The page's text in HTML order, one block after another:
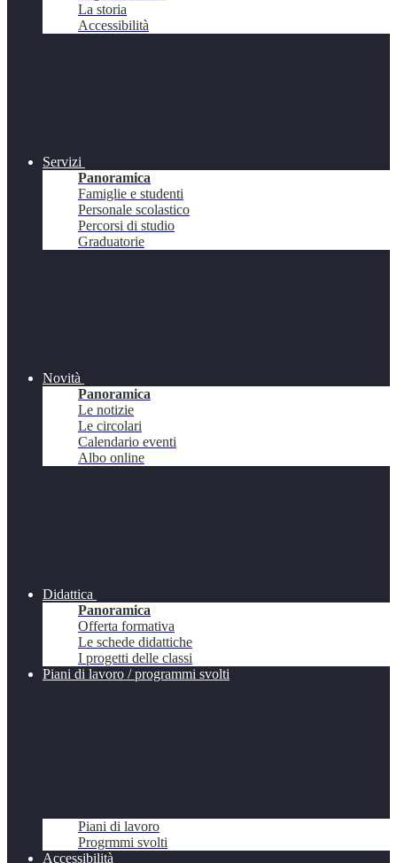
La storia
Accessibilità
Servizi
Panoramica
Famiglie e studenti
Personale scolastico
Percorsi di studio
Graduatorie
Novità
Panoramica
Le notizie
Le circolari
Calendario eventi
Albo online
Didattica
Panoramica
Offerta formativa
Le schede didattiche
I progetti delle classi
Piani di lavoro / programmi svolti
Piani di lavoro
Progrmmi svolti
Accessibilità